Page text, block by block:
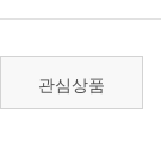
관심상품